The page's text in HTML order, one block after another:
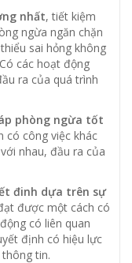
nhất, tiết kiệm
ngừa ngăn chặn
sai hỏng không
các hoạt động
ra của quá trình
phòng ngừa tốt
có công việc khác
nhau, đầu ra của
đinh dựa trên sự
được một cách có
có liên quan
định có hiệu lực
tin.